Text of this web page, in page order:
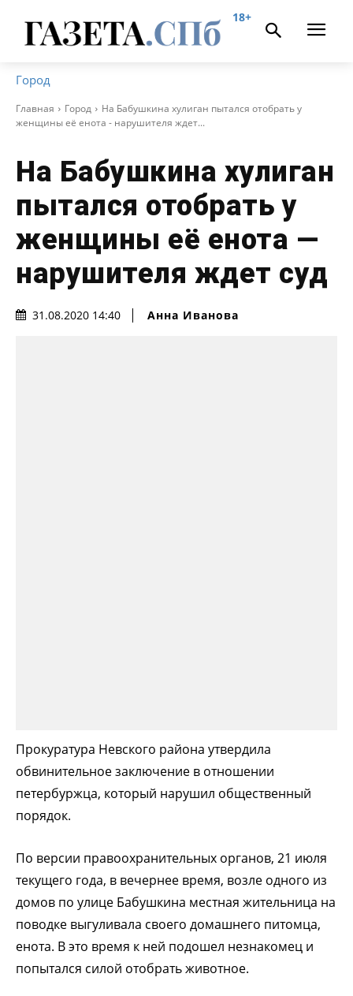
18+
Город
Главная Город
На Бабушкина хулиган пытался отобрать у
женщины её енота - нарушителя ждет...
На Бабушкина хулиган
пытался отобрать у
женщины её енота —
нарушителя ждет суд
31.08.2020 14:40 Анна Иванова
Прокуратура Невского района утвердила
обвинительное заключение в отношении
петербуржца, который нарушил общественный
порядок.
По версии правоохранительных органов, 21 июля
текущего года, в вечернее время, возле одного из
домов по улице Бабушкина местная жительница на
поводке выгуливала своего домашнего питомца,
енота. В это время к ней подошел незнакомец и
попытался силой отобрать животное.